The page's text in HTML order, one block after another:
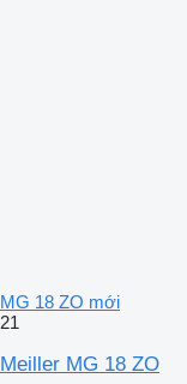
MG 18 ZO mới
21
Meiller MG 18 ZO